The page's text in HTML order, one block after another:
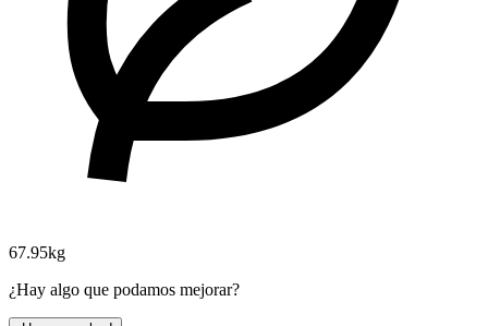
67.95kg
¿Hay algo que podamos mejorar?